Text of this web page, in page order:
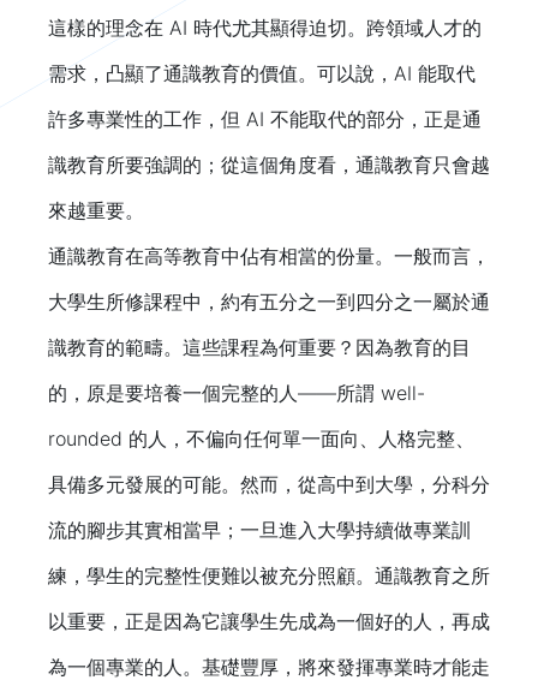
這樣的理念在 AI 時代尤其顯得迫切。跨領域人才的
需求，凸顯了通識教育的價值。可以說，AI 能取代
許多專業性的工作，但 AI 不能取代的部分，正是通
識教育所要強調的；從這個角度看，通識教育只會越
來越重要。
通識教育在高等教育中佔有相當的份量。一般而言，
大學生所修課程中，約有五分之一到四分之一屬於通
識教育的範疇。這些課程為何重要？因為教育的目
的，原是要培養一個完整的人——所謂 well-
rounded 的人，不偏向任何單一面向、人格完整、
具備多元發展的可能。然而，從高中到大學，分科分
流的腳步其實相當早；一旦進入大學持續做專業訓
練，學生的完整性便難以被充分照顧。通識教育之所
以重要，正是因為它讓學生先成為一個好的人，再成
為一個專業的人。基礎豐厚，將來發揮專業時才能走